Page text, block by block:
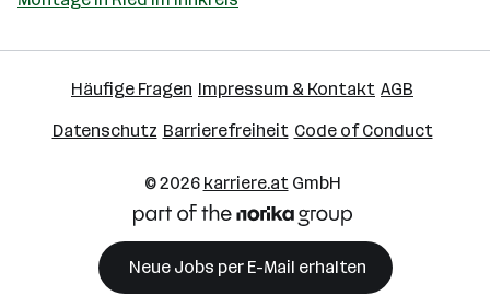
Häufige Fragen Impressum & Kontakt AGB
Datenschutz Barrierefreiheit Code of Conduct
© 2026 karriere.atGmbH
Neue Jobs per E-Mail erhalten